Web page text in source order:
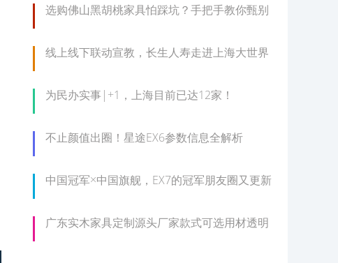
选购佛山黑胡桃家具怕踩坑？手把手教你甄别
线上线下联动宣教，长生人寿走进上海大世界
为民办实事|+1，上海目前已达12家！
不止颜值出圈！星途EX6参数信息全解析
中国冠军×中国旗舰，EX7的冠军朋友圈又更新
广东实木家具定制源头厂家款式可选用材透明